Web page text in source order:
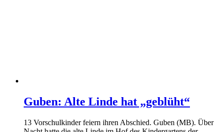
Guben: Alte Linde hat „geblüht“
13 Vorschulkinder feiern ihren Abschied. Guben (MB). Über